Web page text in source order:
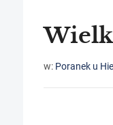
w: Poranek u